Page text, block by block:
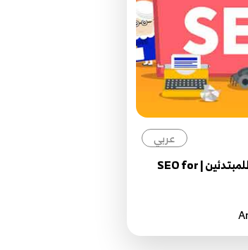
عربي
كورس تعليم سيو للمبتدئين | SEO for